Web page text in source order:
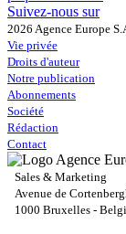
Suivez-nous sur
2026 Agence Europe
Vie privée
Droits d'auteur
Notre publication
Abonnements
Société
Rédaction
Contact
Sales & Marketing
Avenue de
1000 Bruxelles -